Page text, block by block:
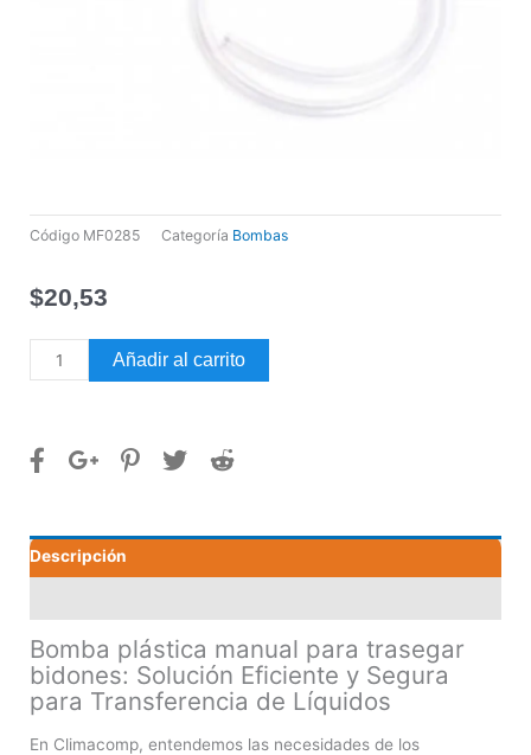
Código MF0285 Categoría Bombas
$20,53
Bomba
plástica
trasegar
Añadir al carrito
Descripción
Bomba plástica manual para trasegar
bidones: Solución Eficiente y Segura
para Transferencia de Líquidos
En Climacomp, entendemos las necesidades de los